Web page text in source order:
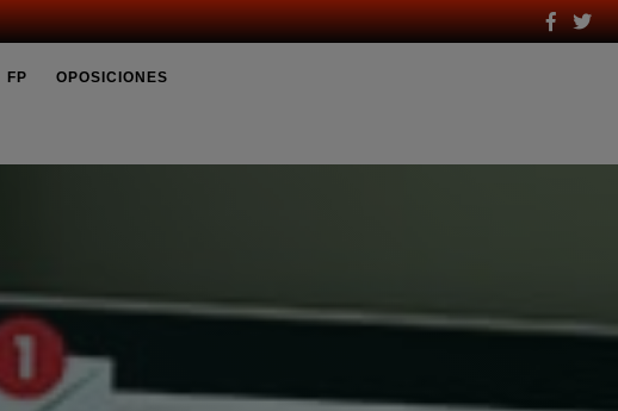
FP OPOSICIONES